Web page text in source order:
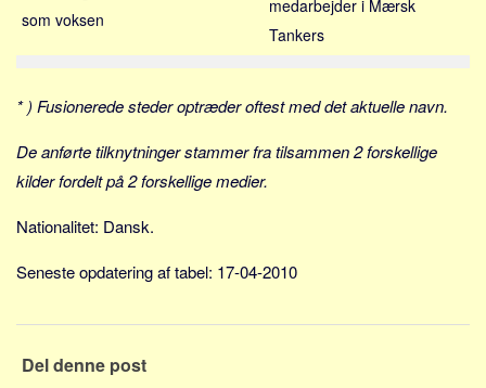
Grækenland
USA
Nøgleord
Bolig
Virksomhed
som voksen
medarbejder i Mærsk
Tankers
* ) Fusionerede steder optræder oftest med det aktuelle navn.
De anførte tilknytninger stammer fra tilsammen 2 forskellige
kilder fordelt på 2 forskellige medier.
Nationalitet: Dansk.
Seneste opdatering af tabel: 17-04-2010
Del denne post